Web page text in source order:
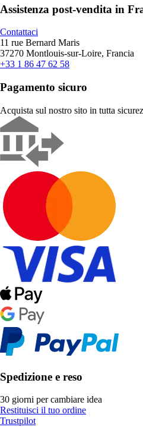
Assistenza post-vendita in
Contattaci
11 rue Bernard Maris
37270 Montlouis-sur-Loire, Francia
+33 1 86 47 62 58
Pagamento sicuro
Acquista sul nostro sito in tutta
Spedizione e reso
30 giorni per cambiare idea
Restituisci il tuo ordine
Trustpilot